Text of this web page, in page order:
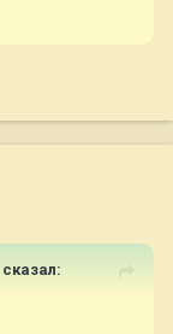
сказал: